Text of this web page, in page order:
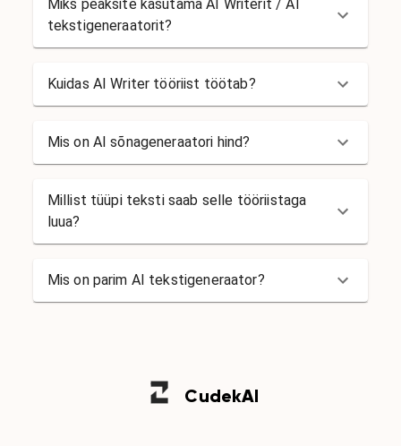
Miks peaksite kasutama AI Writerit / AI
tekstigeneraatorit?
Kuidas AI Writer tööriist töötab?
Mis on AI sõnageneraatori hind?
Millist tüüpi teksti saab selle tööriistaga
luua?
Mis on parim AI tekstigeneraator?
CudekAI